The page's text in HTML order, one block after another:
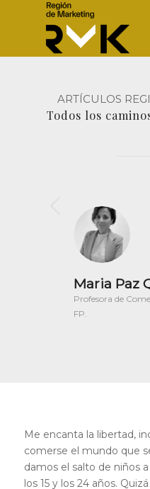
ARTÍCULOS
Todos los
Maria Paz
Profesora de
FP.
Me encanta la libertad,
comerse el mundo que
damos el salto de niños
los 15 y los 24 años.